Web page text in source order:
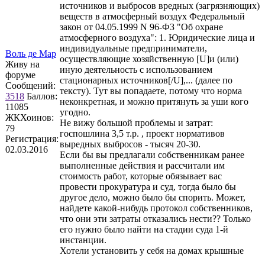
Воль де Мар
Живу на
форуме
Сообщений:
3518 Баллов:
11085
ЖКХоинов:
79
Регистрация:
02.03.2016
источников и выбросов вредных (загрязняющих)
веществ в атмосферный воздух Федеральный
закон от 04.05.1999 N 96-ФЗ "Об охране
атмосферного воздуха": 1. Юридические лица и
индивидуальные предприниматели,
осуществляющие хозяйственную [U]и (или)
иную деятельность с использованием
стационарных источников[/U],... (далее по
тексту). Тут вы попадаете, потому что норма
неконкретная, и можно притянуть за уши кого
угодно.
Не вижу большой проблемы и затрат:
госпошлина 3,5 т.р. , проект нормативов
выредных выбросов - тысяч 20-30.
Если бы вы предлагали собственникам ранее
выполненные действия и рассчитали им
стоимость работ, которые обязывает вас
провести прокуратура и суд, тогда было бы
другое дело, можно было бы спорить. Может,
найдете какой-нибудь протокол собственников,
что они эти затраты отказались нести?? Только
его нужно было найти на стадии суда 1-й
инстанции.
Хотели установить у себя на домах крышные